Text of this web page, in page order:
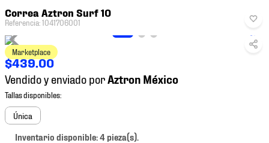
Correa Aztron Surf 10
Referencia:1041706001
Marketplace
$439.00
Vendido y enviado por
Única
Inventario disponible: 4 pieza(s).
BUSCADOS
2.
tenis hombre
tenis
4.
tenis futbol
5.
mochila
6.
jersey